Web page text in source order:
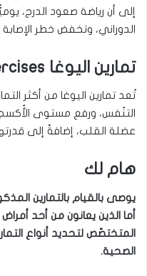
إلى أن رياضة صعود الدرج،
الدوراني، وتخفض خطر
تمارين اليوغا Yoga exercises
تُعد تمارين اليوغا من أكثر
التنُفس، ورفع مستوى
عضلة القلب، إضافةً إلى
هام لك
يوصى بالقيام بالتمارين
أما الذين يعانون من أحد
المتختصّص لتحديد أنواع
الصحية.